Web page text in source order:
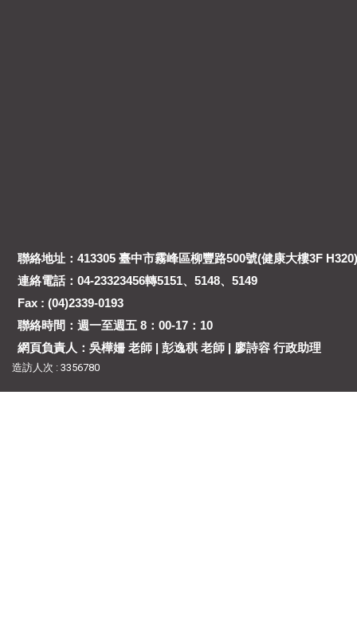
聯絡地址：413305 臺中市霧峰區柳豐路500號(健康大樓3F H320)
連絡電話：04-23323456轉5151、5148、5149
Fax : (04)2339-0193
聯絡時間：週一至週五 8：00-17：10
網頁負責人：吳樺姍 老師 | 彭逸稘 老師 | 廖詩容 行政助理
造訪人次 : 3356780